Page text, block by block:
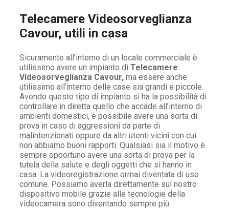
Telecamere Videosorveglianza
Cavour, utili in casa
Sicuramente all’interno di un locale commerciale è
utilissimo avere un impianto di Telecamere
Videosorveglianza Cavour, ma essere anche
utilissimo all’interno delle case sia grandi e piccole.
Avendo questo tipo di impianto si ha la possibilità di
controllare in diretta quello che accade all’interno di
ambienti domestici, è possibile avere una sorta di
prova in caso di aggressioni da parte di
malintenzionati oppure da altri utenti vicini con cui
non abbiamo buoni rapporti. Qualsiasi sia il motivo è
sempre opportuno avere una sorta di prova per la
tutela della salute e degli oggetti che si hanno in
casa. La videoregistrazione ormai diventata di uso
comune. Possiamo averla direttamente sul nostro
dispositivo mobile grazie alle tecnologie della
videocamera sono diventando sempre più